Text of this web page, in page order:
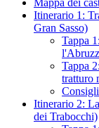
Itinerario 1:
Gran Sasso)
Tappa
Tappa
tratturo
Itinerario 2:
dei Trabocchi)